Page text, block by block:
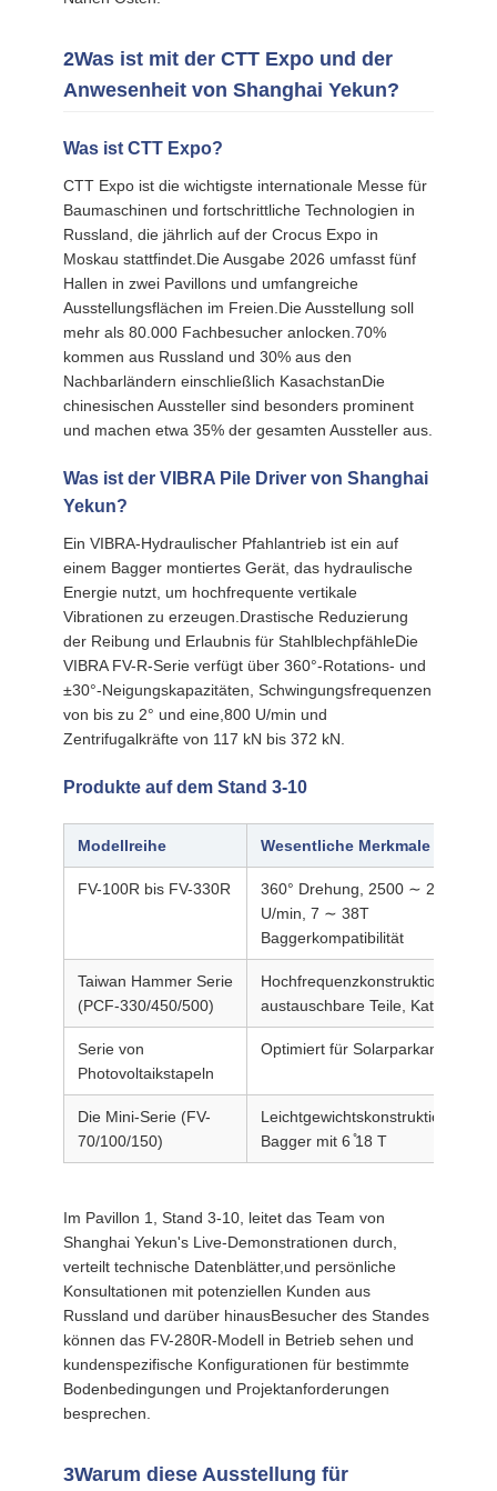
2Was ist mit der CTT Expo und der
Anwesenheit von Shanghai Yekun?
Was ist CTT Expo?
CTT Expo ist die wichtigste internationale Messe für
Baumaschinen und fortschrittliche Technologien in
Russland, die jährlich auf der Crocus Expo in
Moskau stattfindet.Die Ausgabe 2026 umfasst fünf
Hallen in zwei Pavillons und umfangreiche
Ausstellungsflächen im Freien.Die Ausstellung soll
mehr als 80.000 Fachbesucher anlocken.70%
kommen aus Russland und 30% aus den
Nachbarländern einschließlich KasachstanDie
chinesischen Aussteller sind besonders prominent
und machen etwa 35% der gesamten Aussteller aus.
Was ist der VIBRA Pile Driver von Shanghai
Yekun?
Ein VIBRA-Hydraulischer Pfahlantrieb ist ein auf
einem Bagger montiertes Gerät, das hydraulische
Energie nutzt, um hochfrequente vertikale
Vibrationen zu erzeugen.Drastische Reduzierung
der Reibung und Erlaubnis für StahlblechpfähleDie
VIBRA FV-R-Serie verfügt über 360°-Rotations- und
±30°-Neigungskapazitäten, Schwingungsfrequenzen
von bis zu 2° und eine,800 U/min und
Zentrifugalkräfte von 117 kN bis 372 kN.
Produkte auf dem Stand 3-10
Modellreihe Wesentliche Merkmale
FV-100R bis FV-330R
360° Drehung, 2500 ∼ 2800
U/min, 7 ∼ 38T
Baggerkompatibilität
Taiwan Hammer Serie
(PCF-330/450/500)
Hochfrequenzkonstruktion,
austauschbare Teile, Katalog 365
Serie von
Photovoltaikstapeln
Optimiert für Solarparkanlagen
Die Mini-Serie (FV-
70/100/150)
Leichtgewichtskonstruktion für
Bagger mit 6 ̊18 T
Im Pavillon 1, Stand 3-10, leitet das Team von
Shanghai Yekun's Live-Demonstrationen durch,
verteilt technische Datenblätter,und persönliche
Konsultationen mit potenziellen Kunden aus
Russland und darüber hinausBesucher des Standes
können das FV-280R-Modell in Betrieb sehen und
kundenspezifische Konfigurationen für bestimmte
Bodenbedingungen und Projektanforderungen
besprechen.
3Warum diese Ausstellung für